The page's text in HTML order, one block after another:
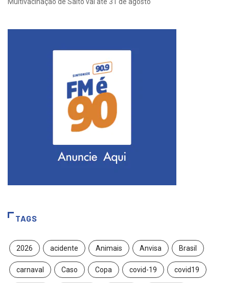
Multivacinação de Salto vai até 31 de agosto
TAGS
2026 acidente Animais Anvisa Brasil
carnaval Caso Copa covid-19 covid19